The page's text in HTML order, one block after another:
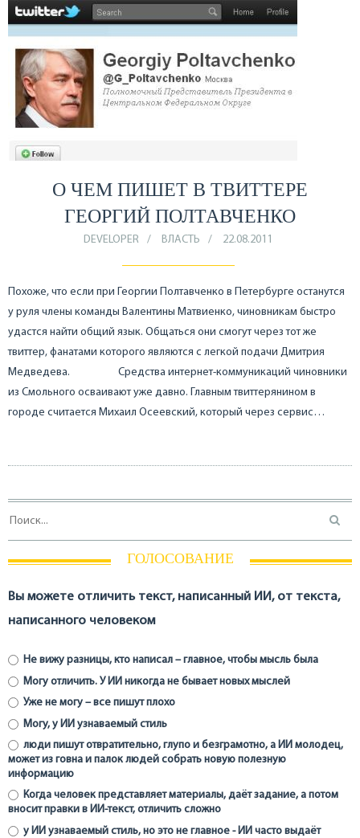
О ЧЕМ ПИШЕТ В ТВИТТЕРЕ
ГЕОРГИЙ ПОЛТАВЧЕНКО
DEVELOPER ВЛАСТЬ 22.08.2011
Похоже, что если при Георгии Полтавченко в Петербурге останутся
у руля члены команды Валентины Матвиенко, чиновникам быстро
удастся найти общий язык. Общаться они смогут через тот же
твиттер, фанатами которого являются с легкой подачи Дмитрия
Медведева. Средства интернет-коммуникаций чиновники
из Смольного осваивают уже давно. Главным твиттерянином в
городе считается Михаил Осеевский, который через сервис…
ГОЛОСОВАНИЕ
Вы можете отличить текст, написанный ИИ, от текста,
написанного человеком
Не вижу разницы, кто написал – главное, чтобы мысль была
Могу отличить. У ИИ никогда не бывает новых мыслей
Уже не могу – все пишут плохо
Могу, у ИИ узнаваемый стиль
люди пишут отвратительно, глупо и безграмотно, а ИИ молодец,
может из говна и палок людей собрать новую полезную
информацию
Когда человек представляет материалы, даёт задание, а потом
вносит правки в ИИ-текст, отличить сложно
у ИИ узнаваемый стиль, но это не главное - ИИ часто выдаёт